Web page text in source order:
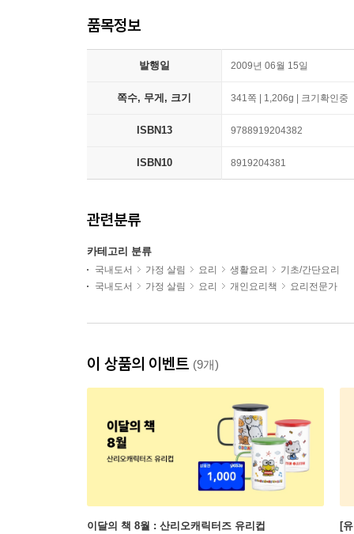
품목정보
발행일 2009년 06월 15일
쪽수, 무게, 크기 341쪽 | 1,206g | 크기확인중
ISBN13 9788919204382
ISBN10 8919204381
관련분류
카테고리 분류
국내도서 가정 살림 요리 생활요리
기초/간단요리
국내도서
가정 살림 요리 개인요리책 요리전문가
이 상품의 이벤트 (9개)
이달의 책 8월 : 산리오캐릭터즈 유리컵
[